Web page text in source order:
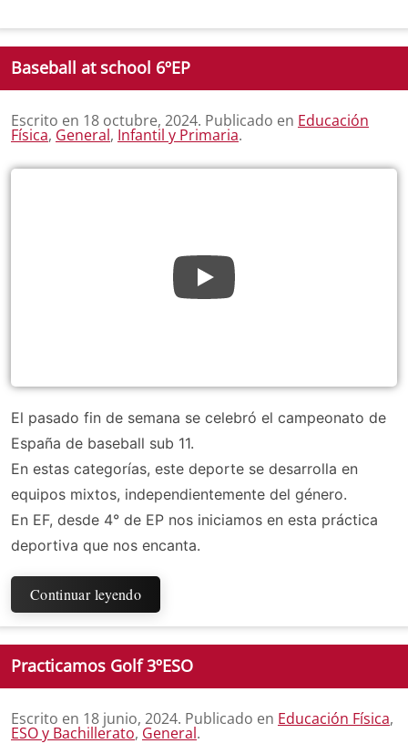
Baseball at school 6ºEP
Escrito en 18 octubre, 2024. Publicado en Educación
Física, General, Infantil y Primaria.
El pasado fin de semana se celebró el campeonato de
España de baseball sub 11.
En estas categorías, este deporte se desarrolla en
equipos mixtos, independientemente del género.
En EF, desde 4° de EP nos iniciamos en esta práctica
deportiva que nos encanta.
Continuar leyendo
Practicamos Golf 3ºESO
Escrito en 18 junio, 2024. Publicado en Educación Física,
ESO y Bachillerato,General.